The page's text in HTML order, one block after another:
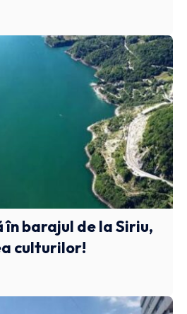
barajul de la Siriu,
culturilor!